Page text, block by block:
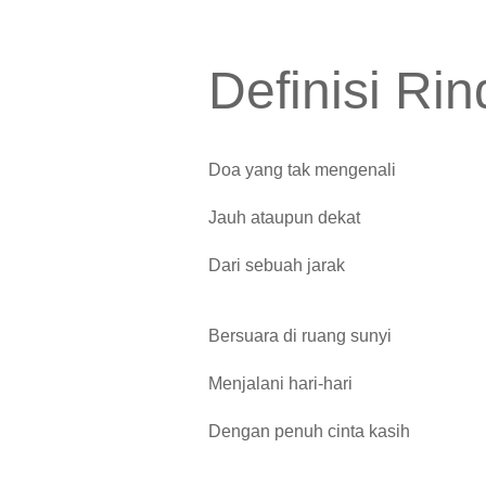
Definisi
Doa yang tak mengenali
Jauh ataupun dekat
Dari sebuah jarak
Bersuara di ruang sunyi
Menjalani hari-hari
Dengan penuh cinta kasih